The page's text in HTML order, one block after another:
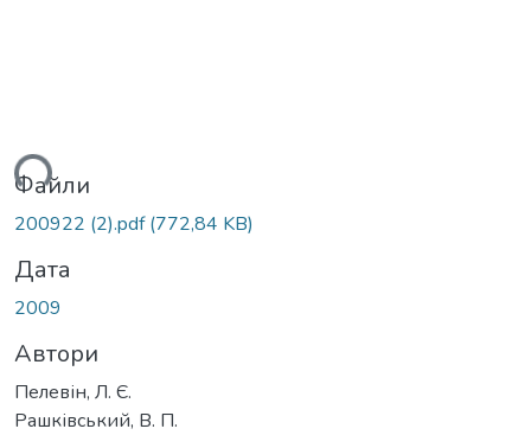
Файли
200922 (2).pdf(772,84 KB)
Дата
2009
Автори
Пелевін, Л. Є.
Рашківський, В. П.